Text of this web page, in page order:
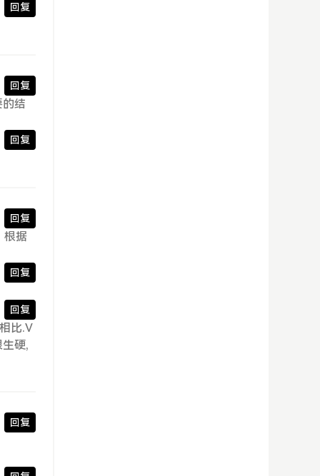
回复
回复
结
回复
回复
根据
回复
回复
比.V
硬,
回复